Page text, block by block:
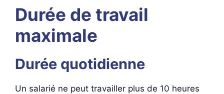
Durée de travail
maximale
Durée quotidienne
Un salarié ne peut travailler plus de 10 heures